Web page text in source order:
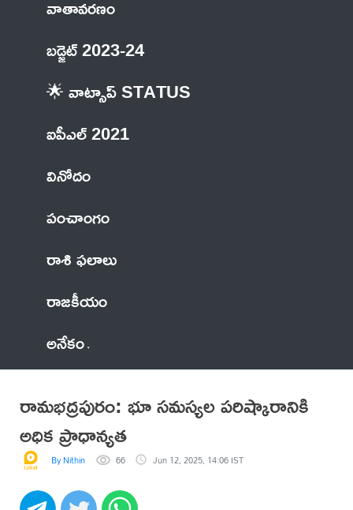
వాతావరణం
బడ్జెట్ 2023-24
🌟 వాట్సాప్ STATUS
ఐపీఎల్ 2021
వినోదం
పంచాంగం
రాశి ఫలాలు
రాజకీయం
అనేకం
రామభద్రపురం: భూ సమస్యల పరిష్కారానికి
అధిక ప్రాధాన్యత
By Nithin 66 Jun 12, 2025, 14:06 IST